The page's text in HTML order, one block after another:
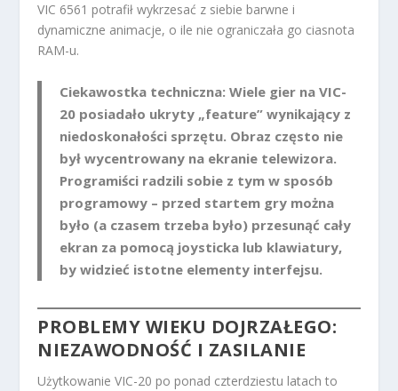
VIC 6561 potrafił wykrzesać z siebie barwne i
dynamiczne animacje, o ile nie ograniczała go ciasnota
RAM-u.
Ciekawostka techniczna: Wiele gier na VIC-
20 posiadało ukryty „feature” wynikający z
niedoskonałości sprzętu. Obraz często nie
był wycentrowany na ekranie telewizora.
Programiści radzili sobie z tym w sposób
programowy – przed startem gry można
było (a czasem trzeba było) przesunąć cały
ekran za pomocą joysticka lub klawiatury,
by widzieć istotne elementy interfejsu.
PROBLEMY WIEKU DOJRZAŁEGO:
NIEZAWODNOŚĆ I ZASILANIE
Użytkowanie VIC-20 po ponad czterdziestu latach to